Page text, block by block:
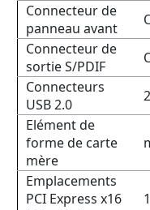
Connecteur de
panneau avant
Connecteur de
sortie S/PDIF
Connecteurs
USB 2.0
2
Elément de
forme de carte
mère
Emplacements
PCI Express x16
1